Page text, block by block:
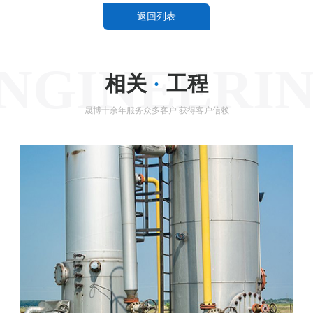
返回列表
相关 · 工程
晟博十余年服务众多客户 获得客户信赖